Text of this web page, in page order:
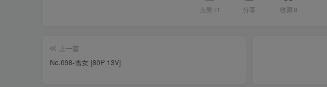
点赞 71 分享 收藏 9
上一篇
No.098-雪女 [80P 13V]